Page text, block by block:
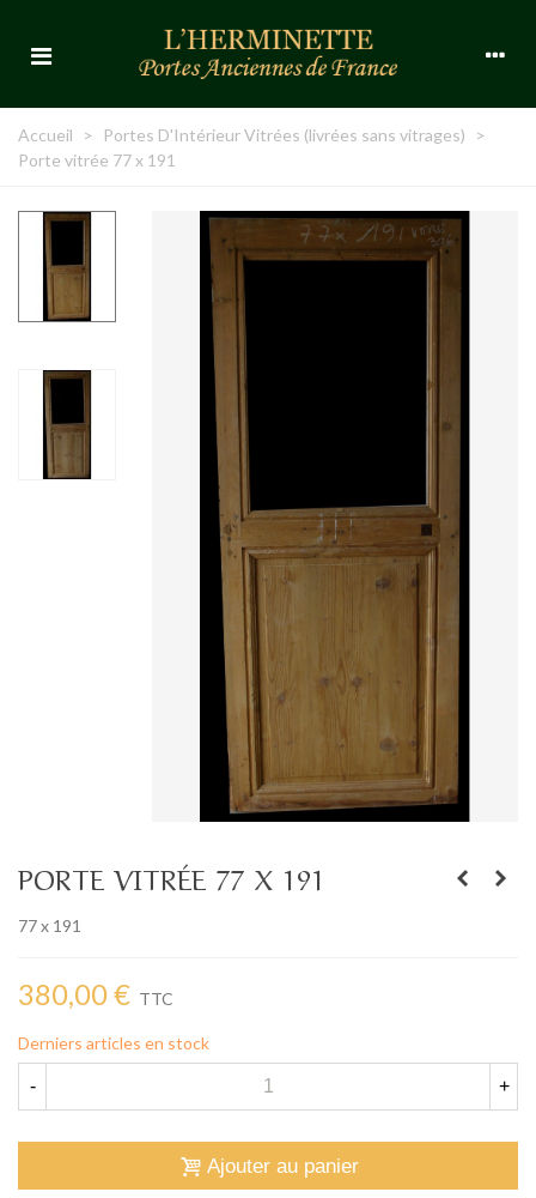
Accueil > Portes D'Intérieur Vitrées (livrées sans vitrages)
>
Porte vitrée 77 x 191
PORTE VITRÉE 77 X 191
77 x 191
380,00 € TTC
Derniers articles en stock
- +
Ajouter au panier